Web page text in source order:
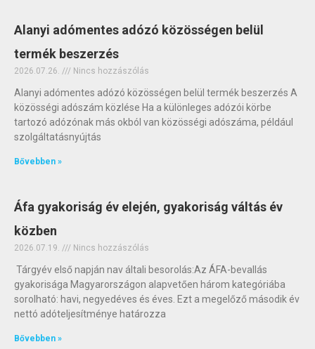
Alanyi adómentes adózó közösségen belül
termék beszerzés
2026.07.26. Nincs hozzászólás
Alanyi adómentes adózó közösségen belül termék beszerzés A
közösségi adószám közlése Ha a különleges adózói körbe
tartozó adózónak más okból van közösségi adószáma, például
szolgáltatásnyújtás
Bővebben »
Áfa gyakoriság év elején, gyakoriság váltás év
közben
2026.07.19. Nincs hozzászólás
Tárgyév első napján nav általi besorolás:Az ÁFA-bevallás
gyakorisága Magyarországon alapvetően három kategóriába
sorolható: havi, negyedéves és éves. Ezt a megelőző második év
nettó adóteljesítménye határozza
Bővebben »